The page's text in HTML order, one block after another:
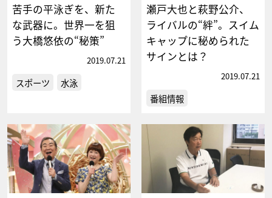
苦手の平泳ぎを、新た
な武器に。世界一を狙
う大橋悠依の“秘策”
2019.07.21
スポーツ 水泳
瀬戸大也と萩野公介、
ライバルの“絆”。スイム
キャップに秘められた
サインとは？
2019.07.21
番組情報